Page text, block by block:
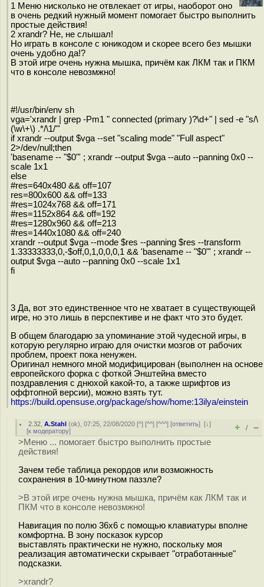
1 Меню нисколько не отвлекает от игры, наоборот оно
в очень редкий нужный момент помогает быстро выполнить
простые действия!
2 xrandr? Не, не слышал!
Но играть в консоле с юникодом и скорее всего без мышки
очень удобно да!?
В этой игре очень нужна мышка, причём как ЛКМ так и ПКМ
что в консоле невозмжно!
#!/usr/bin/env sh
vga='xrandr | grep -Pm1 " connected (primary )?\d+" | sed -e "s/\
(\w\+\) .*/\1/"'
if xrandr --output $vga --set "scaling mode" "Full aspect"
2>/dev/null;then
'basename -- "$0"' ; xrandr --output $vga --auto --panning 0x0 --
scale 1x1
else
#res=640x480 && off=107
res=800x600 && off=133
#res=1024x768 && off=171
#res=1152x864 && off=192
#res=1280x960 && off=213
#res=1440x1080 && off=240
xrandr --output $vga --mode $res --panning $res --transform
1.33333333,0,-$off,0,1,0,0,0,1 && 'basename -- "$0"' ; xrandr --
output $vga --auto --panning 0x0 --scale 1x1
fi
3 Да, вот это единственное что не хватает в существующей
игре, но это лишь в перспективе и не факт что это будет.
В общем благодарю за упоминание этой чудесной игры, в
которую регулярно играю для очистки мозгов от рабочих
проблем, проект пока ненужен.
Оригинал немного мной модифицирован (выполнен на основе
европейского форка с фоткой Энштейна вместо
поздравления с днюхой какой-то, а также шрифтов из
оффтопной версии), можно взять тут.
https://build.opensuse.org/package/show/home:13ilya/einstein
2.32 ,A.Stahl (ok), 07:25, 22/08/2020 [^] [^^] [^^^] [ответить][↓]
[к модератору] + / –
>Меню ... помогает быстро выполнить простые
действия!
Зачем тебе таблица рекордов или возможность
сохранения в 10-минутном паззле?
>В этой игре очень нужна мышка, причём как ЛКМ так и
ПКМ что в консоле невозмжно!
Навигация по полю 36х6 с помощью клавиатуры вполне
комфортна. В зону посказок курсор
выставлять практически не нужно, поскольку моя
реализация автоматически скрывает "отработанные"
подсказки.
>xrandr?